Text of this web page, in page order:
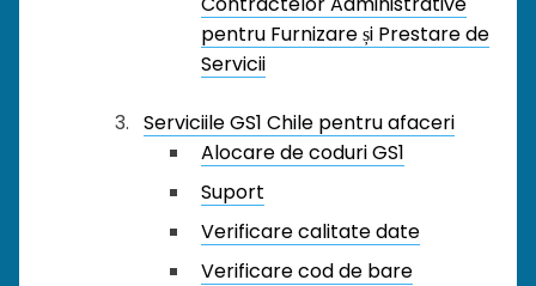
pentru Furnizare și Prestare de
Servicii
Serviciile GS1 Chile pentru afaceri
Alocare de coduri GS1
Suport
Verificare calitate date
Verificare cod de bare